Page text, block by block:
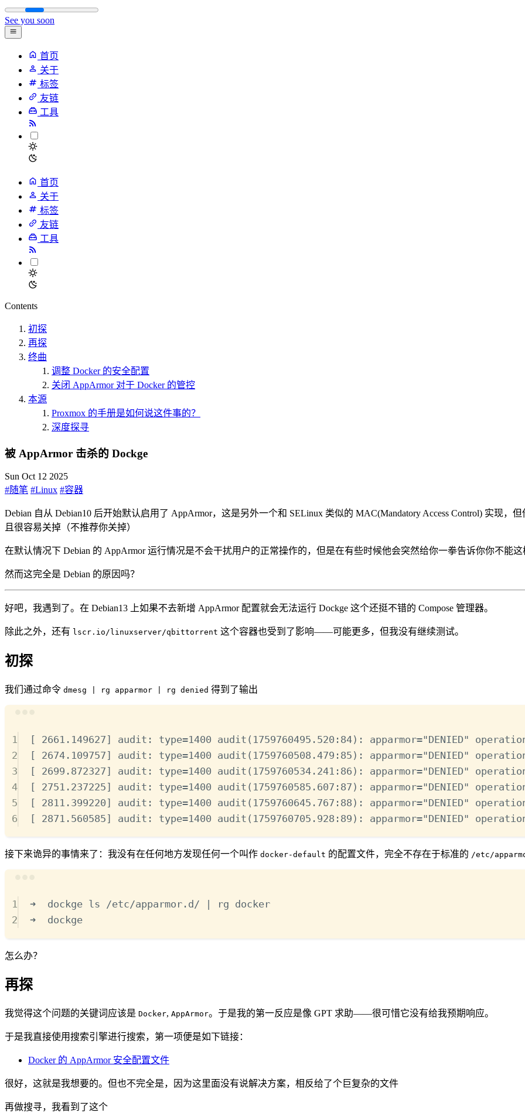
See you soon
首页
关于
标签
友链
工具
首页
关于
标签
友链
工具
Contents
初探
再探
终曲
调整 Docker 的安全配置
关闭 AppArmor 对于 Docker 的管控
本源
Proxmox 的手册是如何说这件事的？
深度探寻
被 AppArmor 击杀的 Dockge
Sun Oct 12 2025
#随笔 #Linux #容器
Debian 自从 Debian10 后开始默认启用了 AppArmor，这是另外一个和 SELinux 类似的 MAC(Mandatory Access Control) 实现
且很容易关掉（不推荐你关掉）
在默认情况下 Debian 的 AppArmor 运行情况是不会干扰用户的正常操作的，但是在有些时候他会突然给你一拳告诉你你不能
然而这完全是 Debian 的原因吗？
好吧，我遇到了。在 Debian13 上如果不去新增 AppArmor 配置就会无法运行 Dockge 这个还挺不错的 Compose 管理器。
除此之外，还有 lscr.io/linuxserver/qbittorrent 这个容器也受到了影响——可能更多，但我没有继续测试。
初探
我们通过命令 dmesg | rg apparmor | rg denied 得到了输出
1 [ 2661.149627] audit: type=1400 audit(1759760495.520:84): apparmor="DENIED"
2
[ 2674.109757] audit: type=1400 audit(1759760508.479:85 ): apparmor="DENIED"
3
[ 2699.872327] audit: type=1400 audit(1759760534.241:86 ): apparmor="DENIED"
4
[ 2751.237225] audit: type=1400 audit(1759760585.607:87 ): apparmor="DENIED"
5
[ 2811.399220] audit: type=1400 audit(1759760645.767:88 ): apparmor="DENIED"
6
[ 2871.560585] audit: type=1400 audit(1759760705.928:89 ): apparmor="DENIED"
接下来诡异的事情来了：我没有在任何地方发现任何一个叫作 docker-default 的配置文件，完全不存在于标准的 /etc/
1 ➜ dockge ls /etc/apparmor.d/ rg docker
2
➜ dockge
怎么办？
再探
我觉得这个问题的关键词应该是 Docker, AppArmor。于是我的第一反应是像 GPT 求助——很可惜它没有给我预期响应。
于是我直接使用搜索引擎进行搜索，第一项便是如下链接：
Docker 的 AppArmor 安全配置文件
很好，这就是我想要的。但也不完全是，因为这里面没有说解决方案，相反给了个巨复杂的文件
再做搜寻，我看到了这个